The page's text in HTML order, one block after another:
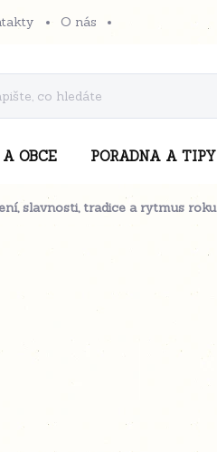
O nás
OBCE PORADNA A TIPY
slavnosti, tradice a rytmus roku